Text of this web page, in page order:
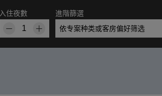
入住夜數
－
＋
進階篩選
依专案种类或客房偏好筛选